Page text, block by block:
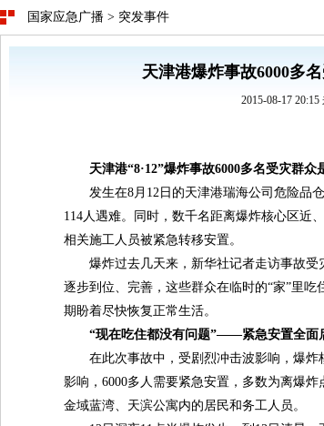
国家应急广播 > 突发事件
天津港爆炸事故6000多
2015-08-17
天津港“8·12”爆炸事故6000多名受灾群众
发生在8月12日的天津港瑞海公司危险品
114人遇难。同时，数千名距离爆炸核心区近
相关施工人员被紧急转移安置。
爆炸过去几天来，新华社记者走访事故受
逐步到位、完善，这些群众在临时的“家”里
期盼着尽快恢复正常生活。
“现在吃住都没有问题”——紧急安置全面
在此次事故中，受剧烈冲击波影响，爆炸
影响，6000多人需要紧急安置，多数为离爆
金域蓝湾、天滨公寓内的居民和务工人员。